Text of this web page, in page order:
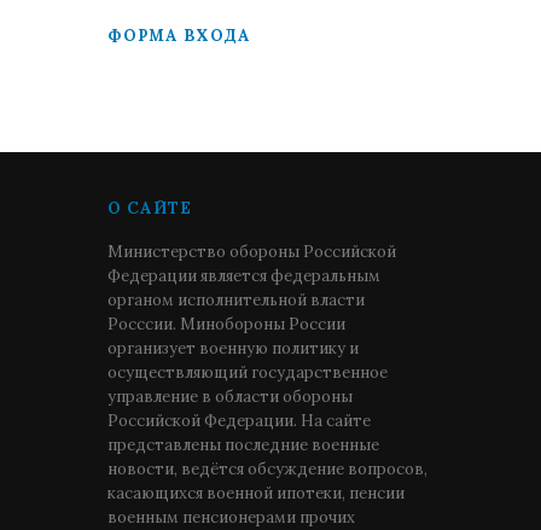
ФОРМА ВХОДА
О САЙТЕ
Министерство обороны Российской
Федерации является федеральным
органом исполнительной власти
Росссии. Минобороны России
организует военную политику и
осуществляющий государственное
управление в области обороны
Российской Федерации. На сайте
представлены последние военные
новости, ведётся обсуждение вопросов,
касающихся военной ипотеки, пенсии
военным пенсионерами прочих